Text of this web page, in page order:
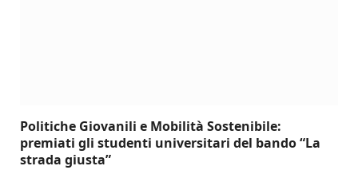
Politiche Giovanili e Mobilità Sostenibile:
premiati gli studenti universitari del bando “La
strada giusta”